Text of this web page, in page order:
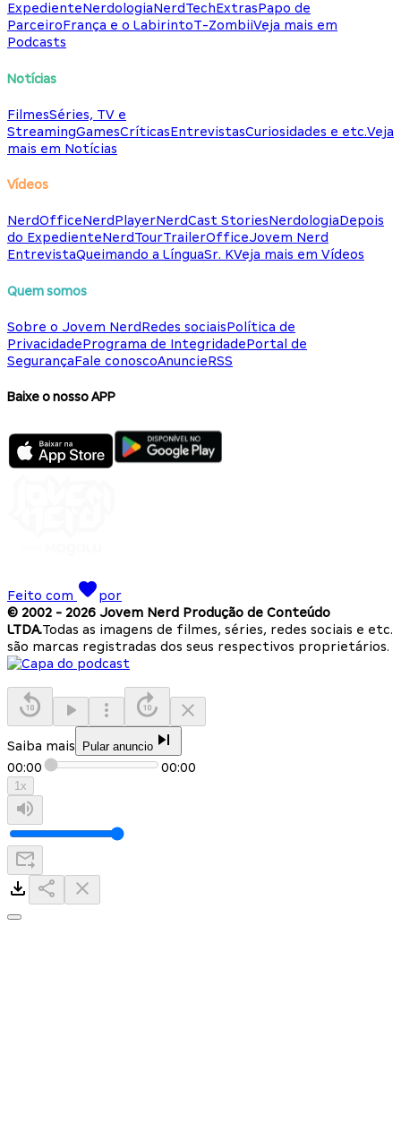
ExpedienteNerdologiaNerdTechExtrasPapo de
ParceiroFrança e o LabirintoT-ZombiiVeja mais em
Podcasts
Notícias
FilmesSéries, TV e
StreamingGamesCríticasEntrevistasCuriosidades e etc.Veja
mais em Notícias
Vídeos
NerdOfficeNerdPlayerNerdCast StoriesNerdologiaDepois
do ExpedienteNerdTourTrailerOfficeJovem Nerd
EntrevistaQueimando a LínguaSr. KVeja mais em Vídeos
Quem somos
Sobre o Jovem NerdRedes sociaisPolítica de
PrivacidadePrograma de IntegridadePortal de
SegurançaFale conoscoAnuncieRSS
Baixe o nosso APP
Feito com
por
© 2002 - 2026 Jovem Nerd Produção de Conteúdo
LTDA.Todas as imagens de filmes, séries, redes sociais e etc.
são marcas registradas dos seus respectivos proprietários.
Saiba mais Pular anuncio
00:00 00:00
1x